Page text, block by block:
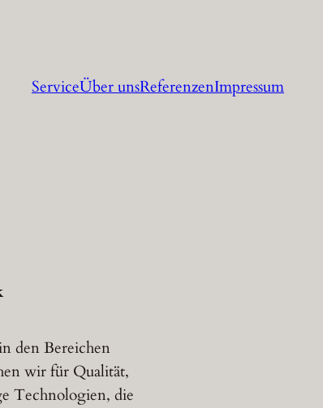
ServiceÜber unsReferenzenImpressum
den Bereichen
wir für Qualität,
Technologien, die